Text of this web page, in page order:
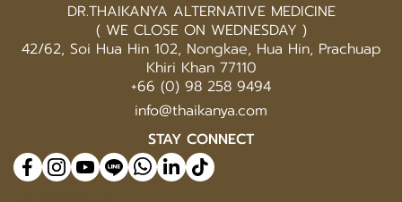
DR.THAIKANYA ALTERNATIVE MEDICINE
( WE CLOSE ON WEDNESDAY )
42/62, Soi Hua Hin 102, Nongkae, Hua Hin, Prachuap
Khiri Khan 77110
+66 (0) 98 258 9494
info@thaikanya.com
STAY CONNECT